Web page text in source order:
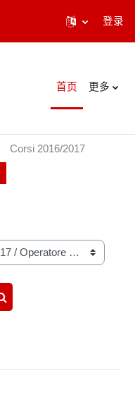
登录
首页 更多
Corsi 2016/2017
搜索课程